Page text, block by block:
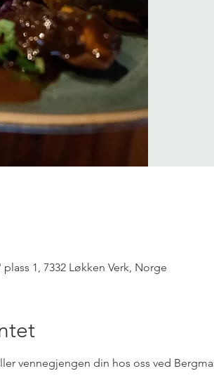
1, 7332 Løkken Verk, Norge
vennegjengen din hos oss ved